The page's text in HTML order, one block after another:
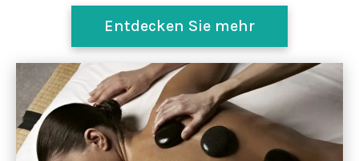
Entdecken Sie mehr